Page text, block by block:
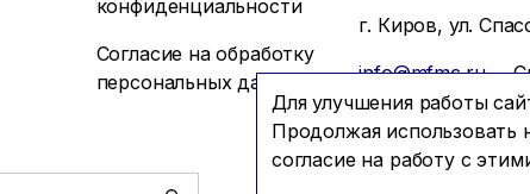
Для улучшения работы
Продолжая использовать
согласие на работу с
конфиденциальности
Согласие на обработку
персональных данных
г. Киров, ул.
info@mfmc.ru